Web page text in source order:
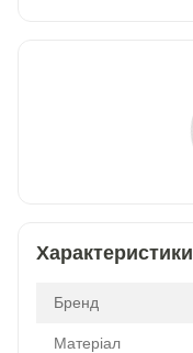
Характеристики
Бренд
Матеріал